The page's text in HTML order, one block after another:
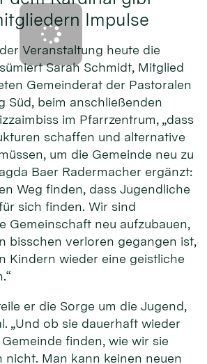
Impulse
Veranstaltung heute die
Sarah Schmidt, Mitglied
Gemeinderat der Pastoralen
Süd, beim anschließenden
im Pfarrzentrum, „dass
schaffen und alternative
um die Gemeinde neu zu
Baer Radermacher ergänzt:
Weg finden, dass Jugendliche
sich finden. Wir sind
Gemeinschaft neu aufzubauen,
bisschen verloren gegangen ist,
Kindern wieder eine geistliche
er die Sorge um die Jugend,
„Und ob sie dauerhaft wieder
finden, wie wir sie
nicht. Man kann keinen neuen